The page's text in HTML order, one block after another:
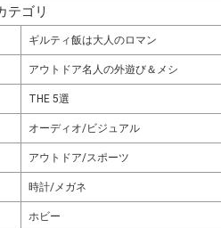
テゴリ
ギルティ飯は大人のロマン
アウトドア名人の外遊び＆メシ
THE 5選
オーディオ/ビジュアル
アウトドア/スポーツ
時計/メガネ
ホビー